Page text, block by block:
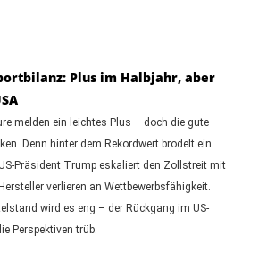
Plus im Halbjahr, aber
melden ein leichtes Plus – doch die gute
Denn hinter dem Rekordwert brodelt ein
Präsident Trump eskaliert den Zollstreit mit
verlieren an Wettbewerbsfähigkeit.
wird es eng – der Rückgang im US-
Perspektiven trüb.